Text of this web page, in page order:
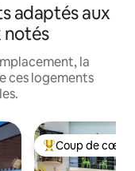
adaptés aux
notés
la
ces logements
Coup de cœur
Coup de cœur